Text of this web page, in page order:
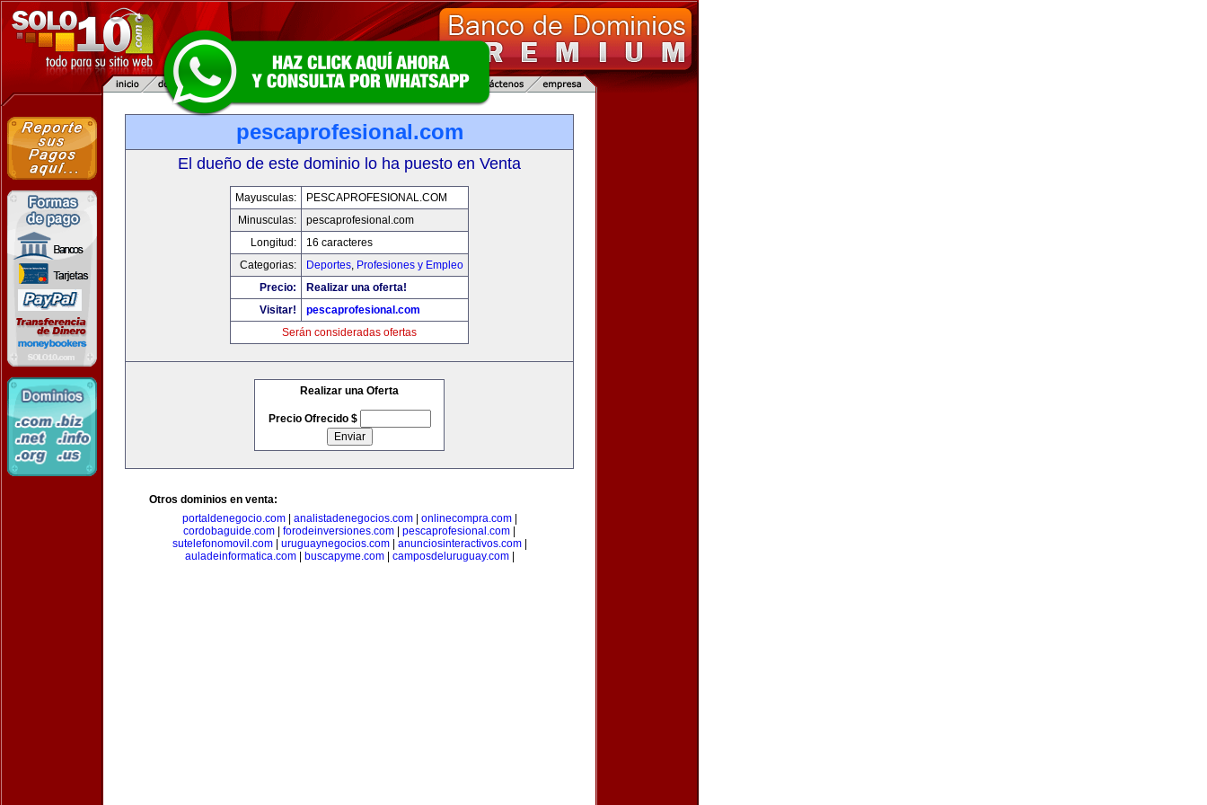
pescaprofesional.com
El dueño de este dominio lo ha puesto en Venta
Mayusculas:
PESCAPROFESIONAL.COM
Minusculas:
pescaprofesional.com
Longitud:
16 caracteres
Categorias:
Deportes, Profesiones y Empleo
Precio:
Realizar una oferta!
Visitar!
pescaprofesional.com
Serán consideradas ofertas
Realizar una Oferta
Precio Ofrecido $
Otros dominios en venta:
portaldenegocio.com| analistadenegocios.com| onlinecompra.com|
cordobaguide.com
forodeinversiones.com pescaprofesional.com
sutelefonomovil.com| uruguaynegocios.com| anunciosinteractivos.com|
auladeinformatica.com| buscapyme.com| camposdeluruguay.com|